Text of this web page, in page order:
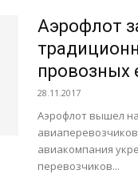
Аэрофлот
провозных
28.11.2017
Аэрофлот вышел
авиакомпания
перевозчиков...